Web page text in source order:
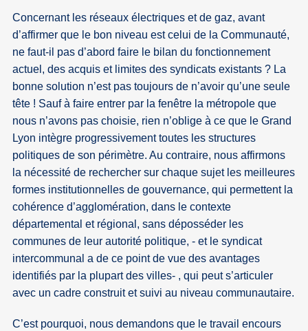
Concernant les réseaux électriques et de gaz, avant
d’affirmer que le bon niveau est celui de la Communauté,
ne faut-il pas d’abord faire le bilan du fonctionnement
actuel, des acquis et limites des syndicats existants ? La
bonne solution n’est pas toujours de n’avoir qu’une seule
tête ! Sauf à faire entrer par la fenêtre la métropole que
nous n’avons pas choisie, rien n’oblige à ce que le Grand
Lyon intègre progressivement toutes les structures
politiques de son périmètre. Au contraire, nous affirmons
la nécessité de rechercher sur chaque sujet les meilleures
formes institutionnelles de gouvernance, qui permettent la
cohérence d’agglomération, dans le contexte
départemental et régional, sans déposséder les
communes de leur autorité politique, - et le syndicat
intercommunal a de ce point de vue des avantages
identifiés par la plupart des villes- , qui peut s’articuler
avec un cadre construit et suivi au niveau communautaire.
C’est pourquoi, nous demandons que le travail encours